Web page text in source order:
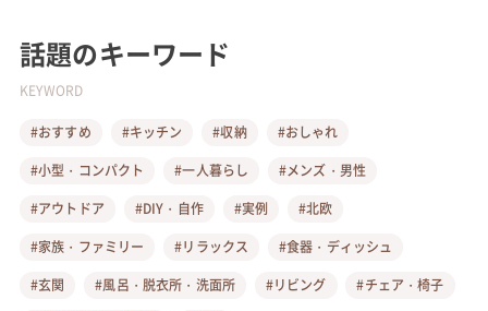
話題のキーワード
KEYWORD
#おすすめ #キッチン #収納
#おしゃれ
#小型・コンパクト
#一人暮らし
#メンズ・男性
#アウトドア
#DIY・自作 #実例
#北欧
#家族・ファミリー
#リラックス
#食器・ディッシュ
#玄関
#風呂・脱衣所・洗面所 #リビング
#チェア・椅子